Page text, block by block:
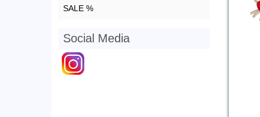
SALE %
Social Media